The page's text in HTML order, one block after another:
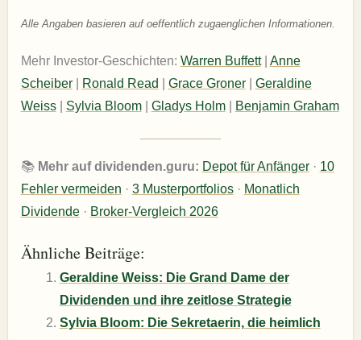
Alle Angaben basieren auf oeffentlich zugaenglichen Informationen.
Mehr Investor-Geschichten: Warren Buffett| Anne
Scheiber| Ronald Read Grace Groner| Geraldine
Weiss| Sylvia Bloom| Gladys Holm| Benjamin Graham
📚 Mehr auf dividenden.guru: Depot für Anfänger· 10
Fehler vermeiden · 3 Musterportfolios· Monatlich
Dividende· Broker-Vergleich 2026
Ähnliche Beiträge:
Geraldine Weiss: Die Grand Dame der
Dividenden und ihre zeitlose Strategie
Sylvia Bloom: Die Sekretaerin, die heimlich